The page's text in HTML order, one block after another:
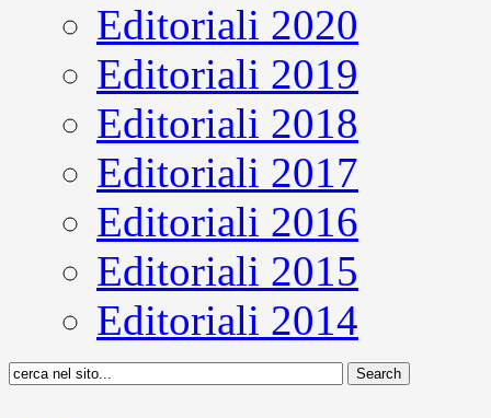
Editoriali 2020
Editoriali 2019
Editoriali 2018
Editoriali 2017
Editoriali 2016
Editoriali 2015
Editoriali 2014